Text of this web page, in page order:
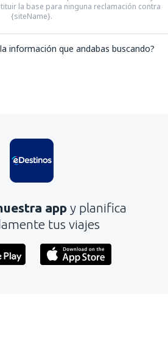
la base para ninguna reclamación contra
{siteName}.
información que andabas buscando?
incorrecta
tema
app y planifica
tus viajes